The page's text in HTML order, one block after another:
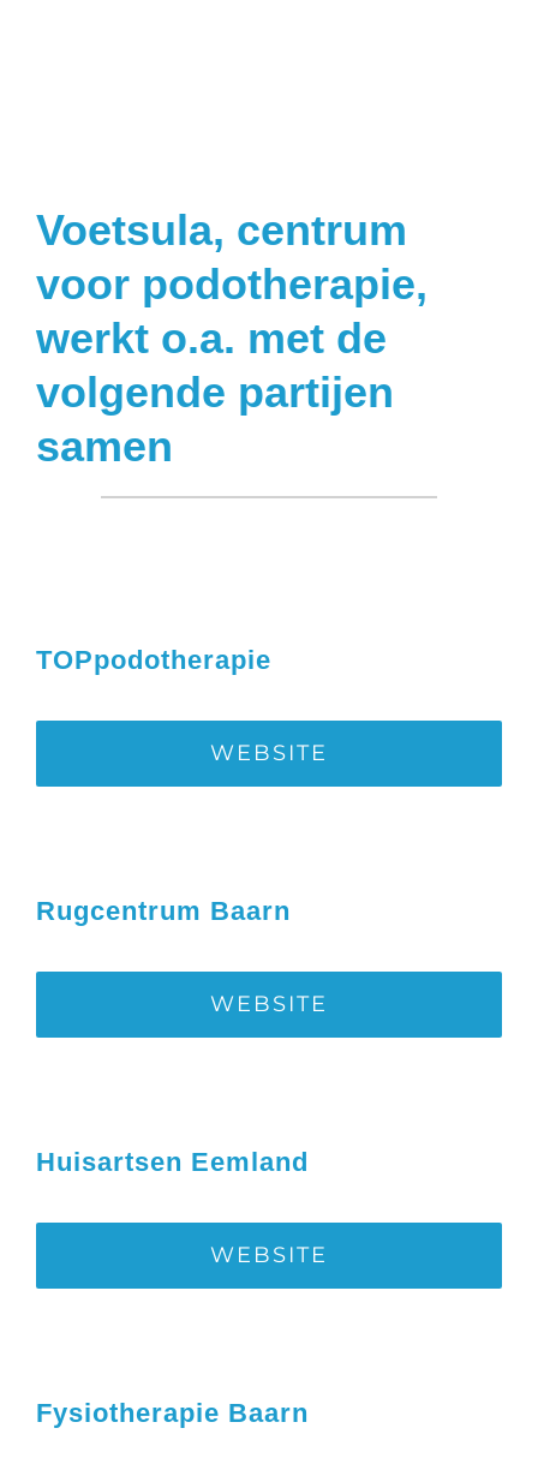
Voetsula, centrum
voor podotherapie,
werkt o.a. met de
volgende partijen
samen
TOPpodotherapie
WEBSITE
Rugcentrum Baarn
WEBSITE
Huisartsen Eemland
WEBSITE
Fysiotherapie Baarn